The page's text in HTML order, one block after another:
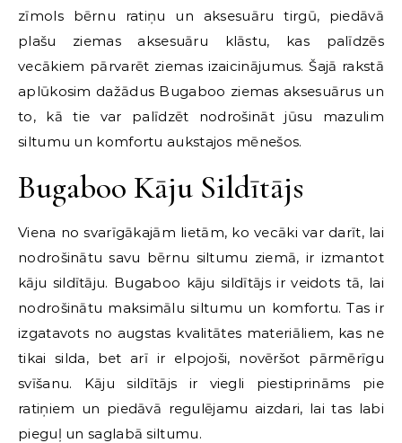
zīmols bērnu ratiņu un aksesuāru tirgū, piedāvā
plašu ziemas aksesuāru klāstu, kas palīdzēs
vecākiem pārvarēt ziemas izaicinājumus. Šajā rakstā
aplūkosim dažādus Bugaboo ziemas aksesuārus un
to, kā tie var palīdzēt nodrošināt jūsu mazulim
siltumu un komfortu aukstajos mēnešos.
Bugaboo Kāju Sildītājs
Viena no svarīgākajām lietām, ko vecāki var darīt, lai
nodrošinātu savu bērnu siltumu ziemā, ir izmantot
kāju sildītāju. Bugaboo kāju sildītājs ir veidots tā, lai
nodrošinātu maksimālu siltumu un komfortu. Tas ir
izgatavots no augstas kvalitātes materiāliem, kas ne
tikai silda, bet arī ir elpojoši, novēršot pārmērīgu
svīšanu. Kāju sildītājs ir viegli piestiprināms pie
ratiņiem un piedāvā regulējamu aizdari, lai tas labi
pieguļ un saglabā siltumu.